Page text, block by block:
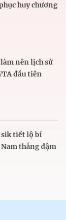
huy chương
nên lịch sử
đầu tiên
tiết lộ bí
thắng đậm